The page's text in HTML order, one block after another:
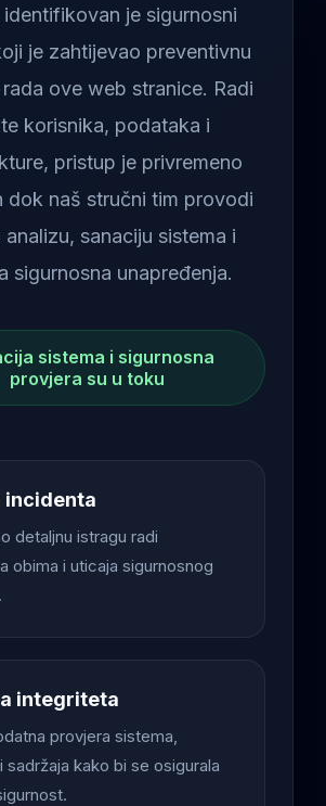
identifikovan je sigurnosni
je zahtijevao preventivnu
ove web stranice. Radi
korisnika, podataka i
pristup je privremeno
dok naš stručni tim provodi
analizu, sanaciju sistema i
sigurnosna unapređenja.
sistema i sigurnosna
provjera su u toku
incidenta
detaljnu istragu radi
obima i uticaja sigurnosnog
integriteta
provjera sistema,
sadržaja kako bi se osigurala